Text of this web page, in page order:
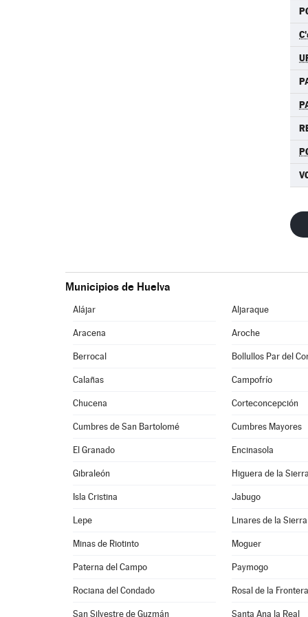
Municipios de Huelva
Alájar Aljaraque
Aracena Aroche
Berrocal Bollullos Par del
Calañas Campofrío
Chucena Corteconcepción
Cumbres de San Bartolomé Cumbres Mayores
El Granado Encinasola
Gibraleón Higuera de la Sierra
Isla Cristina Jabugo
Lepe Linares de la Sierra
Minas de Riotinto Moguer
Paterna del Campo Paymogo
Rociana del Condado Rosal de la Frontera
San Silvestre de Guzmán Santa Ana la Real